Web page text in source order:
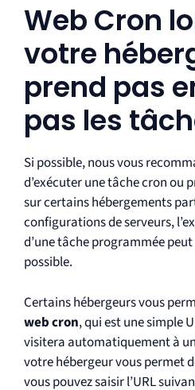
Web Cron
votre
prend pas
pas les
Si possible, nous vous
d’exécuter une tâche cron ou
sur certains hébergements
configurations de serveurs,
d’une tâche programmée
possible.
Certains hébergeurs vous
web cron, qui est une simple
visitera automatiquement à
votre hébergeur vous permet
vous pouvez saisir l’URL